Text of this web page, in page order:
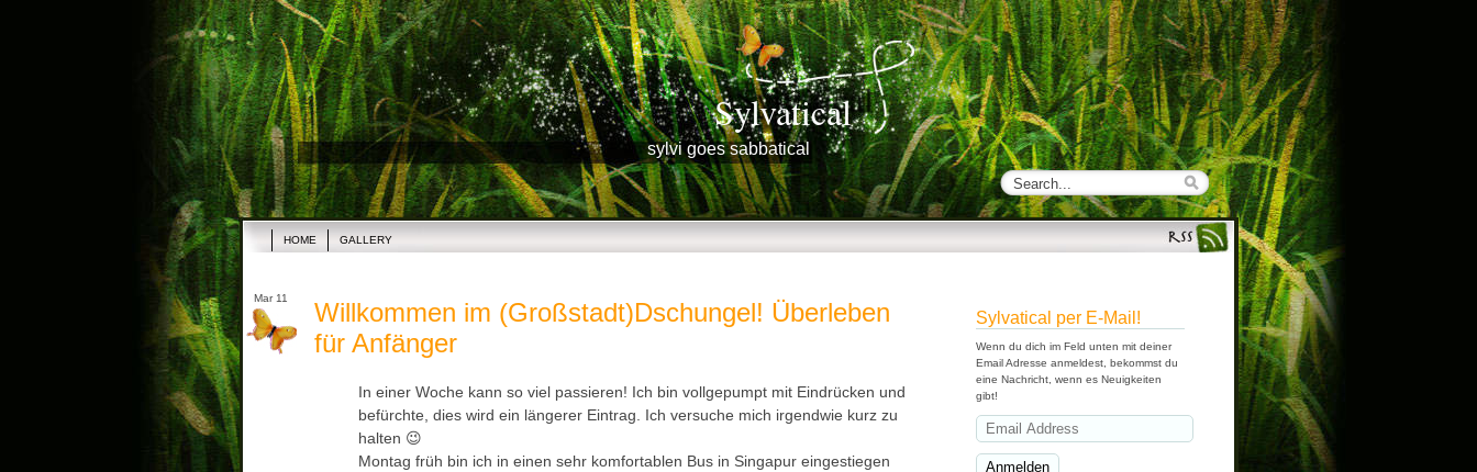
Sylvatical
sylvi goes sabbatical
HOME GALLERY
Mar 11
Willkommen im (Großstadt)Dschungel! Überleben
für Anfänger
In einer Woche kann so viel passieren! Ich bin vollgepumpt mit Eindrücken und
befürchte, dies wird ein längerer Eintrag. Ich versuche mich irgendwie kurz zu
halten 😉
Montag früh bin ich in einen sehr komfortablen Bus in Singapur eingestiegen
Sylvatical per E-Mail!
Wenn du dich im Feld unten mit deiner
Email Adresse anmeldest, bekommst du
eine Nachricht, wenn es Neuigkeiten
gibt!
Email
Address